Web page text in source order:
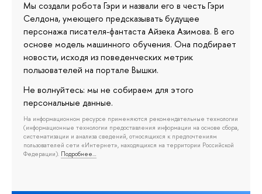
Мы создали робота Гэри и назвали его в честь Гэри
Селдона, умеющего предсказывать будущее
персонажа писателя-фантаста Айзека Азимова. В его
основе модель машинного обучения. Она подбирает
новости, исходя из поведенческих метрик
пользователей на портале Вышки.
Не волнуйтесь: мы не собираем для этого
персональные данные.
На информационном ресурсе применяются рекомендательные технологии
(информационные технологии предоставления информации на основе сбора,
систематизации и анализа сведений, относящихся к предпочтениям
пользователей сети «Интернет», находящихся на территории Российской
Федерации). Подробнее…